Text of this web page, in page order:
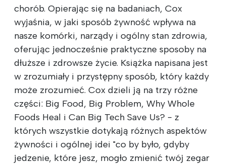
chorób. Opierając się na badaniach, Cox
wyjaśnia, w jaki sposób żywność wpływa na
nasze komórki, narządy i ogólny stan zdrowia,
oferując jednocześnie praktyczne sposoby na
dłuższe i zdrowsze życie. Książka napisana jest
w zrozumiały i przystępny sposób, który każdy
może zrozumieć. Cox dzieli ją na trzy różne
części: Big Food, Big Problem, Why Whole
Foods Heal i Can Big Tech Save Us? - z
których wszystkie dotykają różnych aspektów
żywności i ogólnej idei "co by było, gdyby
jedzenie, które jesz, mogło zmienić twój zegar